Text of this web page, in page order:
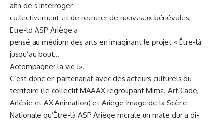
afin de s’interroger
collectivement et de recruter de nouveaux bénévoles,
Etre-ld ASP Ariège a
pensé au médium des arts en imaginant le projet « Être-là
jusqu’au bout…
Accompagner la vie !».
C’est donc en partenariat avec des acteurs culturels du
territoire (le collectif MAAAX regroupant Mima. Art’Cade,
Arlésie et AX Animation) et Ariège Image de la Scène
Nationale qu’Être-là ASP Ariège morale un mate dur a di-